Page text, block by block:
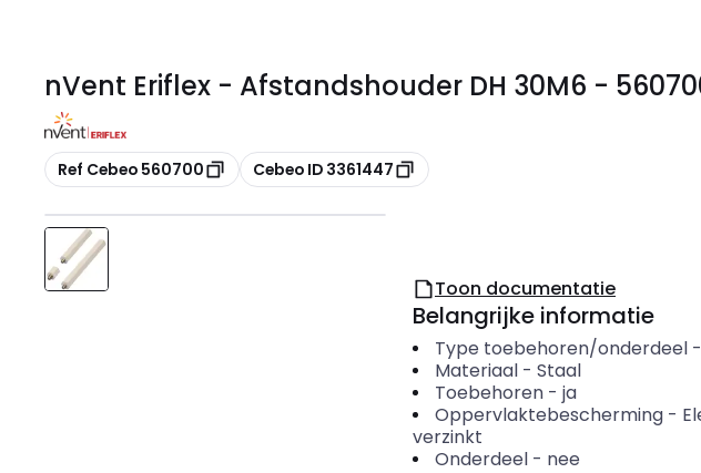
nVent Eriflex - Afstandshouder DH 30M6 -
Kopiëren
Ref Cebeo 560700 Kopiëren
Cebeo ID 3361447
Toon documentatie
Belangrijke informatie
Type toebehoren/onderdeel-
Materiaal- Staal
Toebehoren- ja
Oppervlaktebescherming-
verzinkt
Onderdeel- nee